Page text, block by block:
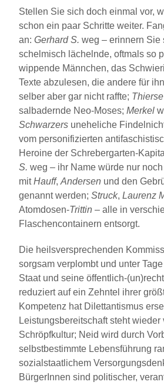
Stellen Sie sich doch einmal vor,
schon ein paar Schritte weiter.
an:Gerhard S. weg – erinnern Sie
schelmisch lächelnde, oftmals so
wippende Männchen, das
Texte abzulesen, die andere für
selber aber gar nicht raffte; Thierse
salbadernde Neo-Moses;Merkel
Schwarzers uneheliche
vom personifizierten
Heroine der Schrebergarten-
S. weg – ihr Name würde nur
mitHauff,Andersen und den
genannt werden;Struck,Laurenz
Atomdosen-Trittin – alle in
Flaschencontainern entsorgt.
Die heilsversprechenden
sorgsam verplombt und unter
Staat und seine öffentlich-
reduziert auf ein Zehntel ihrer
Kompetenz hat Dilettantismus
Leistungsbereitschaft steht
Schröpfkultur; Neid wird durch
selbstbestimmte Lebensführung
sozialstaatlichem
BürgerInnen sind politischer,